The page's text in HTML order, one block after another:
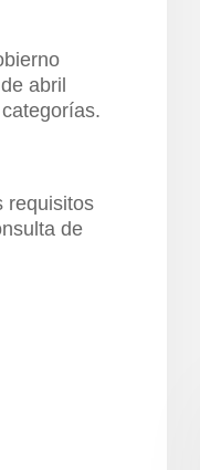
abril
requisitos
de